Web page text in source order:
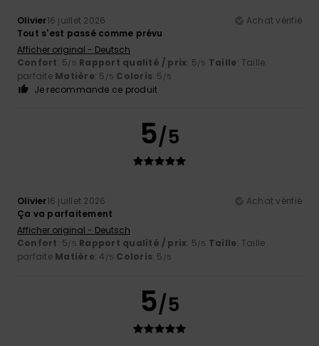
Olivier16 juillet 2026
Achat vérifié
Tout s'est passé comme prévu
Afficher original - Deutsch
Confort: 5/5 Rapport qualité / prix: 5/5 Taille: Taille
parfaite Matière: 5 /5 Coloris: 5 /5
Je recommande ce produit
5/5
Olivier16 juillet 2026
Achat vérifié
Ça va parfaitement
Afficher original - Deutsch
Confort: 5/5 Rapport qualité / prix: 5/5 Taille: Taille
parfaite Matière: 4 /5 Coloris: 5 /5
5/5